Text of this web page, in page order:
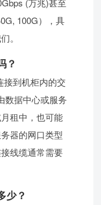
(万兆)甚至
100G），具
。
？
接到机柜内的交
数据中心或服务
租中，也可能
器的网口类型
线缆通常需要
少？